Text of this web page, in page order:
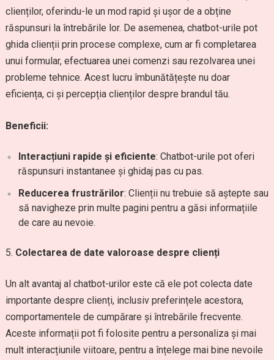
clienților, oferindu-le un mod rapid și ușor de a obține
răspunsuri la întrebările lor. De asemenea, chatbot-urile pot
ghida clienții prin procese complexe, cum ar fi completarea
unui formular, efectuarea unei comenzi sau rezolvarea unei
probleme tehnice. Acest lucru îmbunătățește nu doar
eficiența, ci și percepția clienților despre brandul tău.
Beneficii:
Interacțiuni rapide și eficiente: Chatbot-urile pot oferi
răspunsuri instantanee și ghidaj pas cu pas.
Reducerea frustrărilor: Clienții nu trebuie să aștepte sau
să navigheze prin multe pagini pentru a găsi informațiile
de care au nevoie.
Colectarea de date valoroase despre clienți
Un alt avantaj al chatbot-urilor este că ele pot colecta date
importante despre clienți, inclusiv preferințele acestora,
comportamentele de cumpărare și întrebările frecvente.
Aceste informații pot fi folosite pentru a personaliza și mai
mult interacțiunile viitoare, pentru a înțelege mai bine nevoile